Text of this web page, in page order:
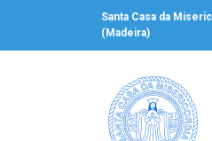
Santa Casa da
(Madeira)